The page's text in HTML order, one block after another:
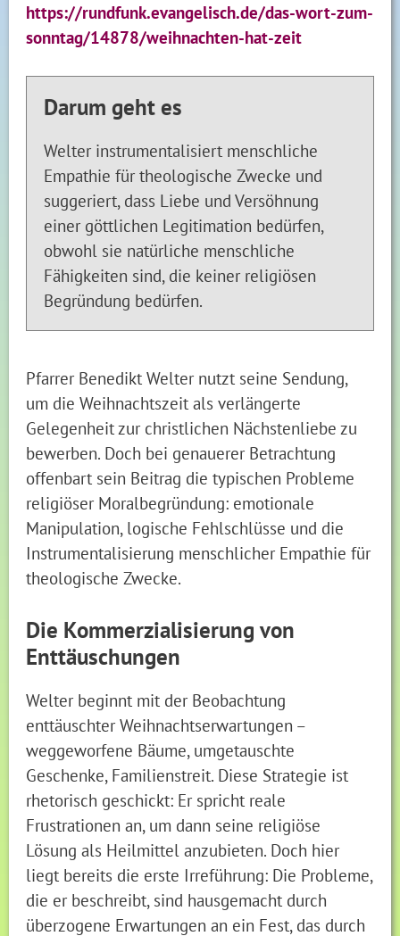
https://rundfunk.evangelisch.de/das-wort-zum-
sonntag/14878/weihnachten-hat-zeit
Darum geht es
Welter instrumentalisiert menschliche
Empathie für theologische Zwecke und
suggeriert, dass Liebe und Versöhnung
einer göttlichen Legitimation bedürfen,
obwohl sie natürliche menschliche
Fähigkeiten sind, die keiner religiösen
Begründung bedürfen.
Pfarrer Benedikt Welter nutzt seine Sendung,
um die Weihnachtszeit als verlängerte
Gelegenheit zur christlichen Nächstenliebe zu
bewerben. Doch bei genauerer Betrachtung
offenbart sein Beitrag die typischen Probleme
religiöser Moralbegründung: emotionale
Manipulation, logische Fehlschlüsse und die
Instrumentalisierung menschlicher Empathie für
theologische Zwecke.
Die Kommerzialisierung von
Enttäuschungen
Welter beginnt mit der Beobachtung
enttäuschter Weihnachtserwartungen –
weggeworfene Bäume, umgetauschte
Geschenke, Familienstreit. Diese Strategie ist
rhetorisch geschickt: Er spricht reale
Frustrationen an, um dann seine religiöse
Lösung als Heilmittel anzubieten. Doch hier
liegt bereits die erste Irreführung: Die Probleme,
die er beschreibt, sind hausgemacht durch
überzogene Erwartungen an ein Fest, das durch